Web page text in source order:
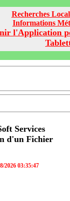
Recherches
Informations
l'Application
Services
d'un Fichier
2026 03:35:47